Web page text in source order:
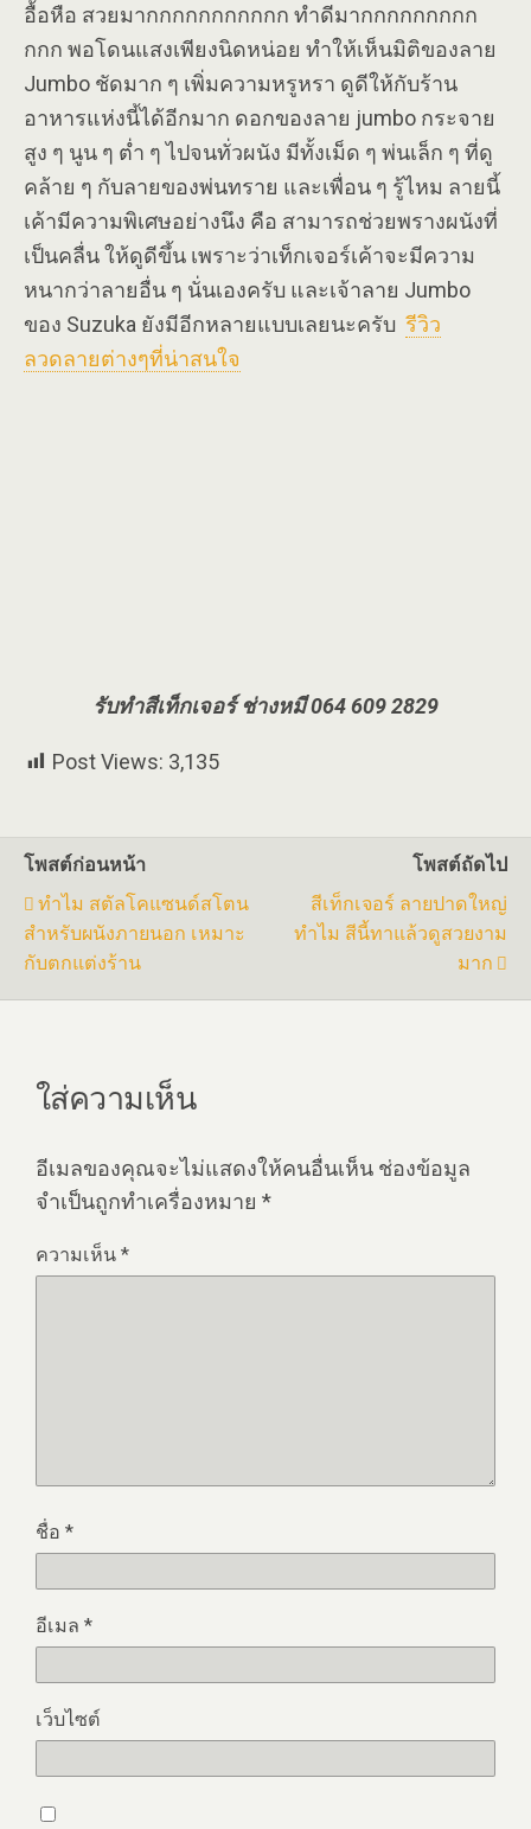
อื้อหือ สวยมากกกกกกกกกกก ทำดีมากกกกกกกกก
กกก พอโดนแสงเพียงนิดหน่อย ทำให้เห็นมิติของลาย
Jumbo ชัดมาก ๆ เพิ่มความหรูหรา ดูดีให้กับร้าน
อาหารแห่งนี้ได้อีกมาก ดอกของลาย jumbo กระจาย
สูง ๆ นูน ๆ ต่ำ ๆ ไปจนทั่วผนัง มีทั้งเม็ด ๆ พ่นเล็ก ๆ ที่ดู
คล้าย ๆ กับลายของพ่นทราย และเพื่อน ๆ รู้ไหม ลายนี้
เค้ามีความพิเศษอย่างนึง คือ สามารถช่วยพรางผนังที่
เป็นคลื่น ให้ดูดีขึ้น เพราะว่าเท็กเจอร์เค้าจะมีความ
หนากว่าลายอื่น ๆ นั่นเองครับ และเจ้าลาย Jumbo
ของ Suzuka ยังมีอีกหลายแบบเลยนะครับ รีวิว
ลวดลายต่างๆที่น่าสนใจ
รับทำสีเท็กเจอร์ ช่างหมี 064 609 2829
Post Views: 3,135
โพสต์ก่อนหน้า
ทำไม สตัลโคแซนด์สโตน
สำหรับผนังภายนอก เหมาะ
กับตกแต่งร้าน
โพสต์ถัดไป
สีเท็กเจอร์ ลายปาดใหญ่
ทำไม สีนี้ทาแล้วดูสวยงาม
มาก
ใส่ความเห็น
อีเมลของคุณจะไม่แสดงให้คนอื่นเห็น ช่องข้อมูล
จำเป็นถูกทำเครื่องหมาย *
ความเห็น *
ชื่อ *
อีเมล *
เว็บไซต์